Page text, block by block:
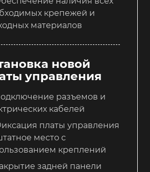
крепежей и
материалов
новой
управления
разъемов и
кабелей
платы управления
место с
креплений
задней панели